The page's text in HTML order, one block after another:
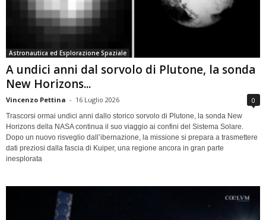
Astronautica ed Esplorazione Spaziale
A undici anni dal sorvolo di Plutone, la sonda
New Horizons...
Vincenzo Pettina - 16 Luglio 2026 0
Trascorsi ormai undici anni dallo storico sorvolo di Plutone, la sonda New
Horizons della NASA continua il suo viaggio ai confini del Sistema Solare.
Dopo un nuovo risveglio dall’ibernazione, la missione si prepara a trasmettere
dati preziosi dalla fascia di Kuiper, una regione ancora in gran parte
inesplorata